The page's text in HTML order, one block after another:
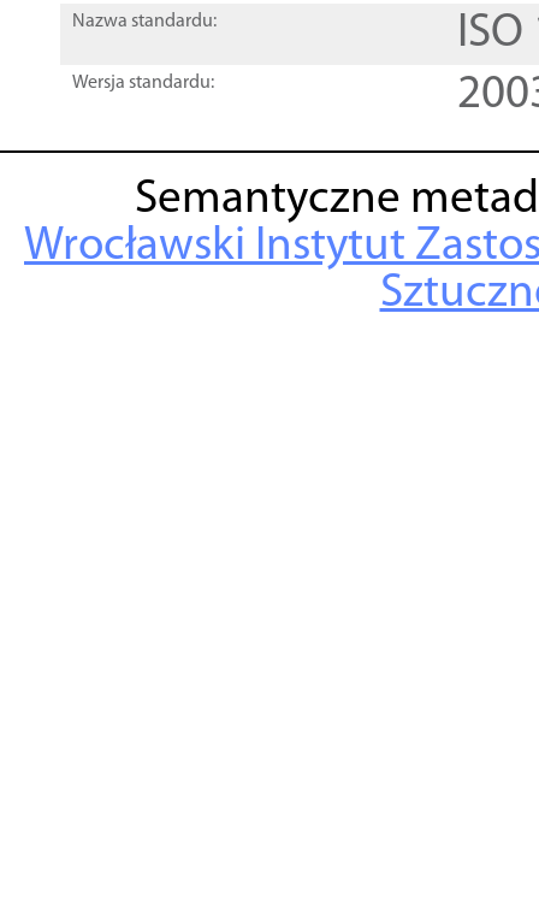
Nazwa standardu:
Wersja standardu:
Semantyczne
Wrocławski Instytut